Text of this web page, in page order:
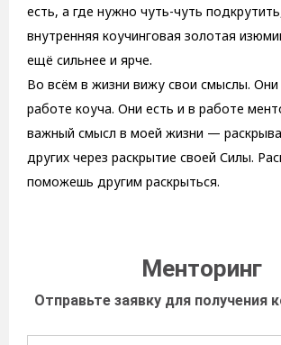
есть, а где нужно чуть-чуть
внутренняя коучинговая золотая
ещё сильнее и ярче.
Во всём в жизни вижу свои смыслы. Они
работе коуча. Они есть и в работе
важный смысл в моей жизни —
других через раскрытие своей Силы.
поможешь другим раскрыться.
Менторинг
Отправьте заявку для получения